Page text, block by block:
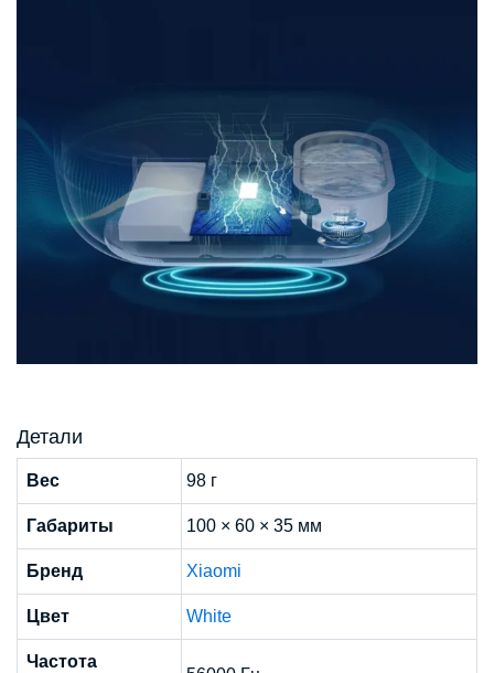
Детали
Вес 98 г
Габариты 100 × 60 × 35 мм
Бренд Xiaomi
Цвет White
Частота